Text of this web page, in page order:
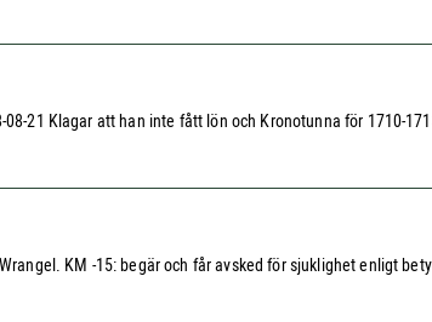
21 Klagar att han inte fått lön och Kronotunna för 1710-
KM -15: begär och får avsked för sjuklighet enligt